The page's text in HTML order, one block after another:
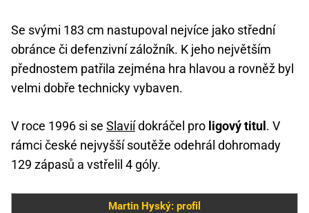
Se svými 183 cm nastupoval nejvíce jako střední
obránce či defenzivní záložník. K jeho největším
přednostem patřila zejména hra hlavou a rovněž byl
velmi dobře technicky vybaven.
V roce 1996 si se Slaviídokráčel pro ligový titul. V
rámci české nejvyšší soutěže odehrál dohromady
129 zápasů a vstřelil 4 góly.
Martin Hyský: profil